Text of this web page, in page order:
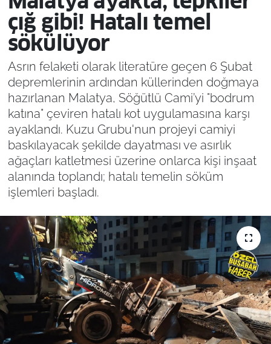
çığ gibi! Hatalı temel
sökülüyor
Asrın felaketi olarak literatüre geçen 6 Şubat
depremlerinin ardından küllerinden doğmaya
hazırlanan Malatya, Söğütlü Cami’yi "bodrum
katına" çeviren hatalı kot uygulamasına karşı
ayaklandı. Kuzu Grubu'nun projeyi camiyi
baskılayacak şekilde dayatması ve asırlık
ağaçları katletmesi üzerine onlarca kişi inşaat
alanında toplandı; hatalı temelin söküm
işlemleri başladı.